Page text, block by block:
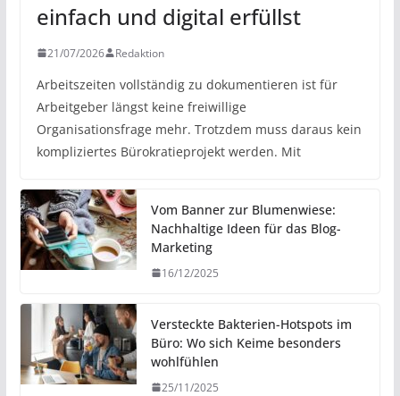
einfach und digital erfüllst
21/07/2026 Redaktion
Arbeitszeiten vollständig zu dokumentieren ist für
Arbeitgeber längst keine freiwillige
Organisationsfrage mehr. Trotzdem muss daraus kein
kompliziertes Bürokratieprojekt werden. Mit
Vom Banner zur Blumenwiese:
Nachhaltige Ideen für das Blog-
Marketing
16/12/2025
Versteckte Bakterien-Hotspots im
Büro: Wo sich Keime besonders
wohlfühlen
25/11/2025